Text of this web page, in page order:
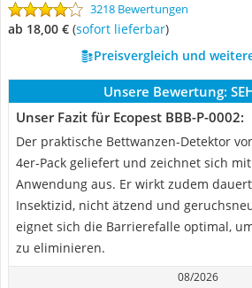
3218 Bewertungen
ab 18,00 € ( Sofort lieferbar)
Preisvergleich und
Unsere Bewertung:
Unser Fazit für Ecopest BBB-P-0002:
Der praktische Bettwanzen-Detektor
4er-Pack geliefert und zeichnet sich
Anwendung aus. Er wirkt zudem
Insektizid, nicht ätzend und
eignet sich die Barrierefalle optimal,
zu eliminieren.
08/2026